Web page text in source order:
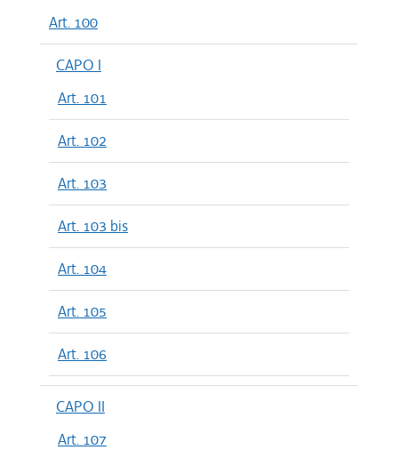
Art. 100
CAPO I
Art. 101
Art. 102
Art. 103
Art. 103 bis
Art. 104
Art. 105
Art. 106
CAPO II
Art. 107